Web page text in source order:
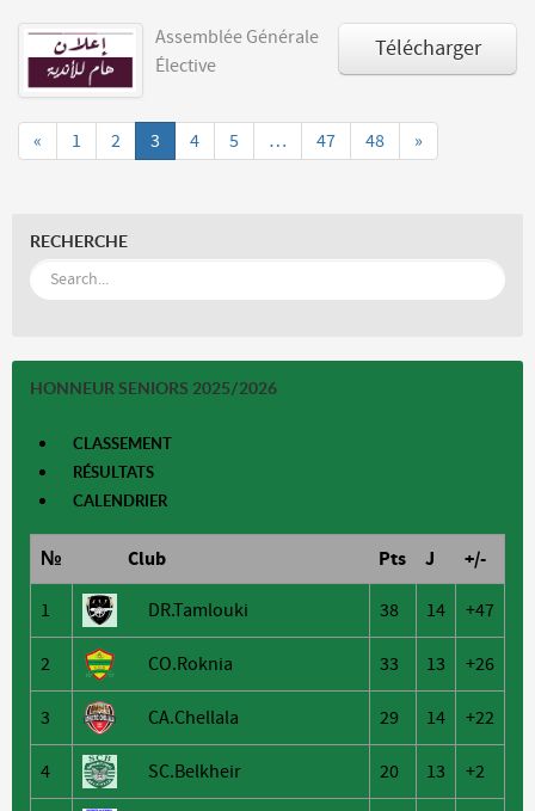
Télécharger
Assemblée Générale
Élective
« 1 2 3 4 5 … 47 48 »
RECHERCHE
HONNEUR SENIORS 2025/2026
CLASSEMENT
RÉSULTATS
CALENDRIER
№ Club Pts J +/-
1 DR.Tamlouki 38 14 +47
2 CO.Roknia 33 13 +26
3 CA.Chellala 29 14 +22
4 SC.Belkheir 20 13 +2